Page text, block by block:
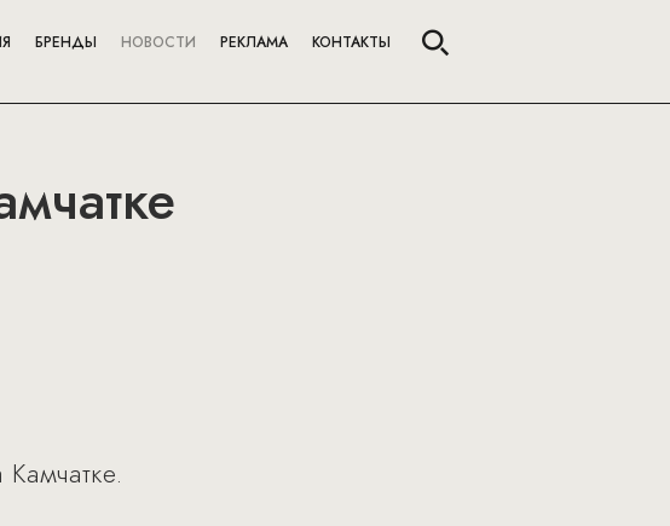
БРЕНДЫ НОВОСТИ РЕКЛАМА КОНТАКТЫ